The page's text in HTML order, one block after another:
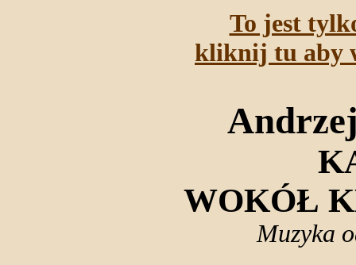
To jest
kliknij tu aby
WOKÓŁ
Muzyka